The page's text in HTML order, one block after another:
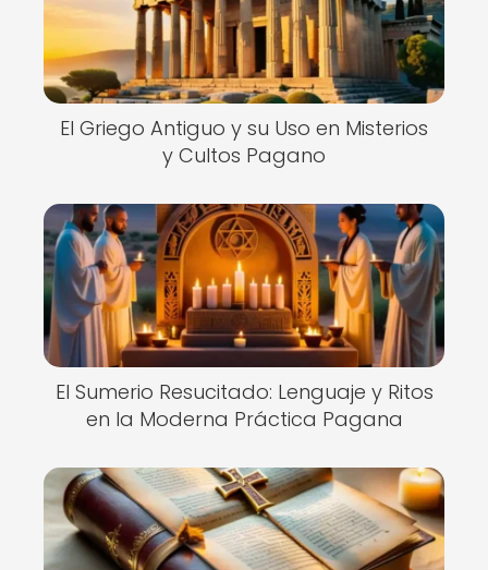
El Griego Antiguo y su Uso en Misterios
y Cultos Pagano
El Sumerio Resucitado: Lenguaje y Ritos
en la Moderna Práctica Pagana